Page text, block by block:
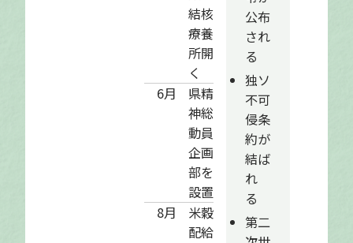
結核
療養
所開
く
6月
県精
神総
動員
企画
部を
設置
8月
米穀
配給
公布
され
る
独ソ
不可
侵条
約が
結ば
れ
る
第二